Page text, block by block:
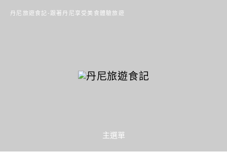
丹尼旅遊食記-跟著丹尼享受美食體驗旅遊
主選單